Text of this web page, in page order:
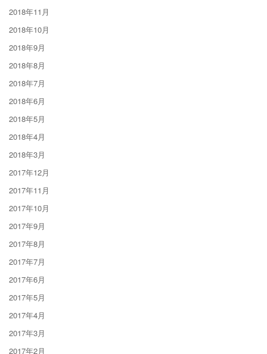
2018年11月
2018年10月
2018年9月
2018年8月
2018年7月
2018年6月
2018年5月
2018年4月
2018年3月
2017年12月
2017年11月
2017年10月
2017年9月
2017年8月
2017年7月
2017年6月
2017年5月
2017年4月
2017年3月
2017年2月